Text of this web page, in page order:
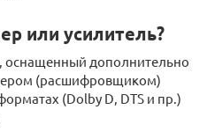
или усилитель?
оснащенный дополнительно
(расшифровщиком)
(Dolby D, DTS и пр.)